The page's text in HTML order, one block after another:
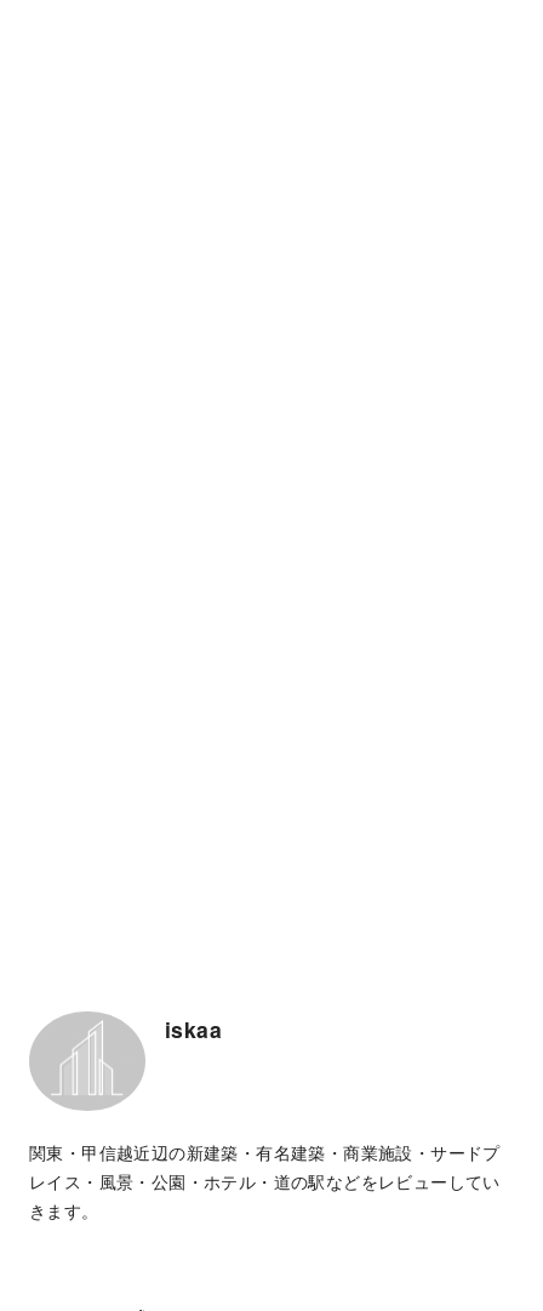
iskaa
関東・甲信越近辺の新建築・有名建築・商業施設・サードプ
レイス・風景・公園・ホテル・道の駅などをレビューしてい
きます。